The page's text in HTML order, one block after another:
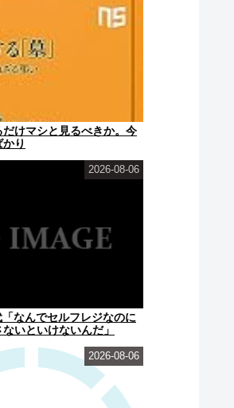
だけマシと見るべきか。今
り
「なんでセルフレジなのに
いといけないんだ」
2026-08-06
2026-08-06